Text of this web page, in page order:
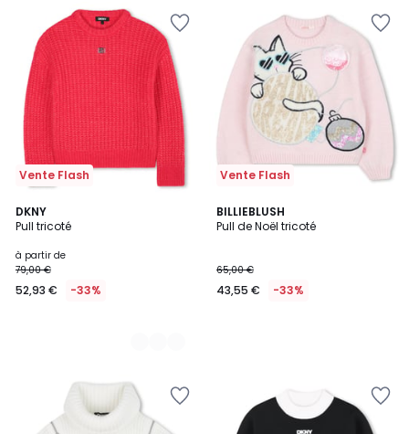
Vente Flash
DKNY
Pull tricoté
à partir de
79,00 €
52,93 € -33%
2
Couleurs
Vente Flash
BILLIEBLUSH
Pull de Noël tricoté
65,00 €
43,55 € -33%